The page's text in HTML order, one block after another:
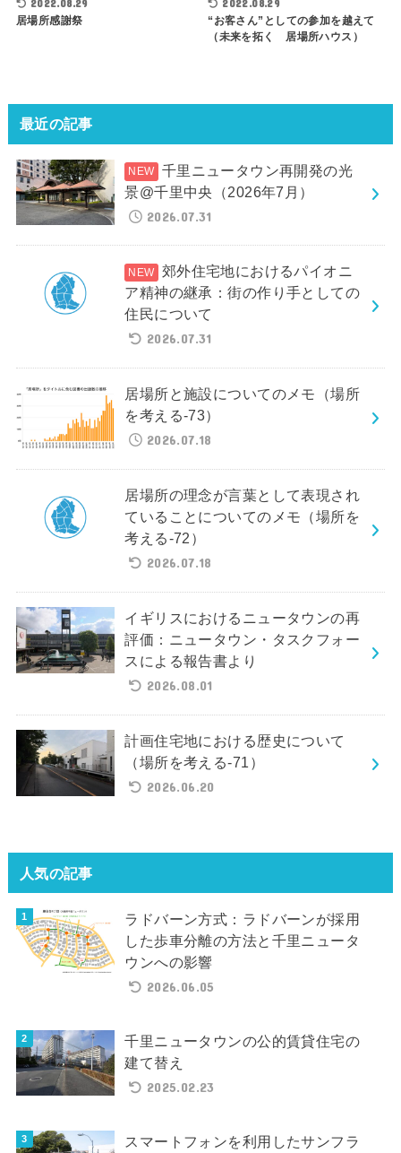
2022.08.29
居場所感謝祭
2022.08.29
“お客さん”としての参加を越えて
（未来を拓く 居場所ハウス）
最近の記事
千里ニュータウン再開発の光
景@千里中央（2026年7月）
2026.07.31
郊外住宅地におけるパイオニ
ア精神の継承：街の作り手としての
住民について
2026.07.31
居場所と施設についてのメモ（場所
を考える-73）
2026.07.18
居場所の理念が言葉として表現され
ていることについてのメモ（場所を
考える-72）
2026.07.18
イギリスにおけるニュータウンの再
評価：ニュータウン・タスクフォー
スによる報告書より
2026.08.01
計画住宅地における歴史について
（場所を考える-71）
2026.06.20
人気の記事
ラドバーン方式：ラドバーンが採用
した歩車分離の方法と千里ニュータ
ウンへの影響
2026.06.05
千里ニュータウンの公的賃貸住宅の
建て替え
2025.02.23
スマートフォンを利用したサンフラ